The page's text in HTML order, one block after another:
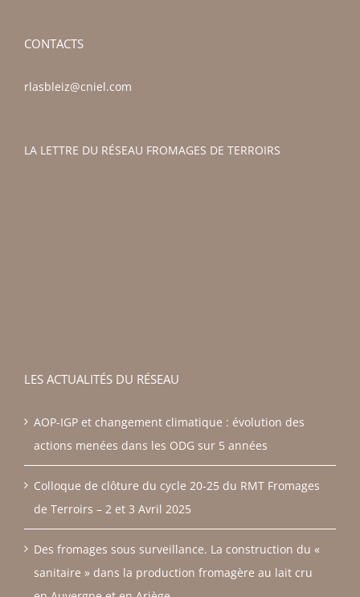
CONTACTS
rlasbleiz@cniel.com
LA LETTRE DU RÉSEAU FROMAGES DE TERROIRS
LES ACTUALITÉS DU RÉSEAU
AOP-IGP et changement climatique : évolution des
actions menées dans les ODG sur 5 années
Colloque de clôture du cycle 20-25 du RMT Fromages
de Terroirs – 2 et 3 Avril 2025
Des fromages sous surveillance. La construction du «
sanitaire » dans la production fromagère au lait cru